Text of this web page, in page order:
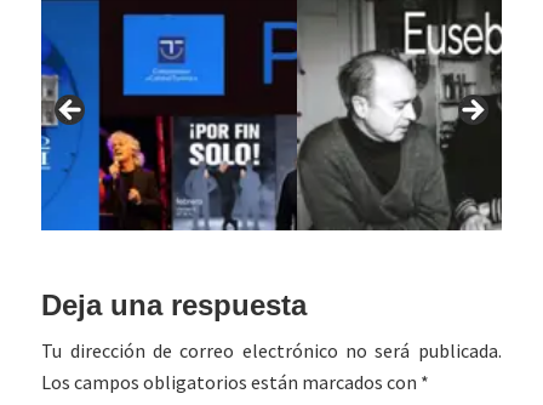
Interacciones
con
los
Deja una respuesta
Tu dirección de correo electrónico no será publicada.
Los campos obligatorios están marcados con *